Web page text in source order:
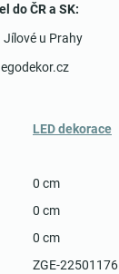
do ČR a SK:
Jílové u Prahy
LED dekorace
0 cm
0 cm
0 cm
ZGE-22501176